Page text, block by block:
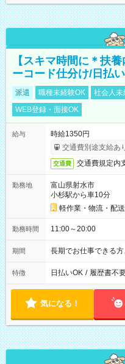
【スキマ時間に＊扶
ーコード仕分け/日払
派遣 職種未経験OK 社会人未
WEB登録・面接OK
給与
時給1350円
交通費別途支給あ
交通費 交通費規定内
勤務地
富山県射水市
小杉駅から車10分
軽作業・物流・配
勤務時間 11:00～20:00
期間 長期でお仕事できる方
特徴 日払いOK / 履歴書不
気になる！